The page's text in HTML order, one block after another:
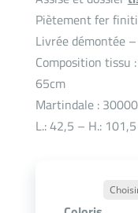
à
Piètement fer
Livrée démontée
Composition tissu
65cm
Martindale :
L.: 42,5 – H.: